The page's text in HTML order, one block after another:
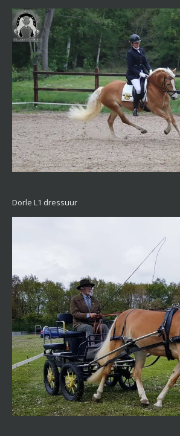
Dorle L1 dressuur